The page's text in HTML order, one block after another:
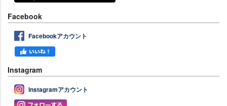
Facebook
Facebookアカウント
Instagram
Instagramアカウント